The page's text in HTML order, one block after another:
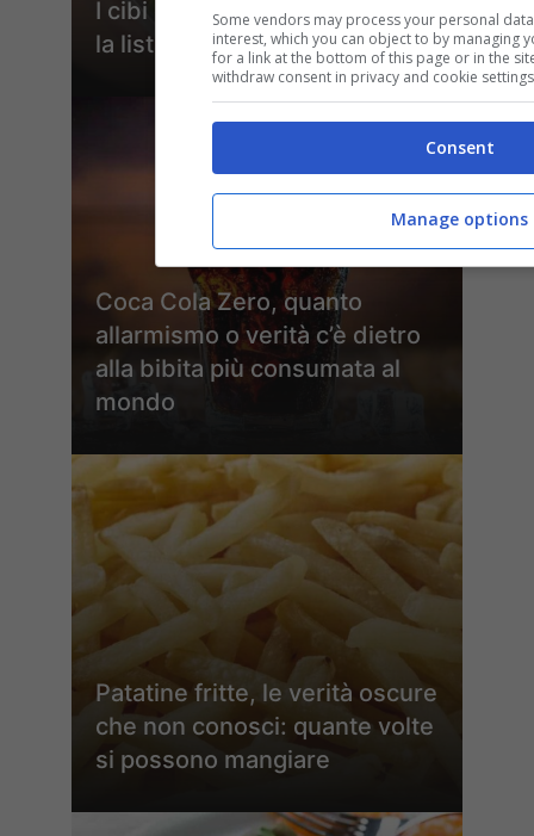
I cibi che la placenta non filtra,
la lista nera della gravidanza
Coca Cola Zero, quanto
allarmismo o verità c’è dietro
alla bibita più consumata al
mondo
Patatine fritte, le verità oscure
che non conosci: quante volte
si possono mangiare
Some vendors may process your personal
interest, which you can object to by managing
for a link at the bottom of this page or in the
withdraw consent in privacy and cookie
Consent
Manage options